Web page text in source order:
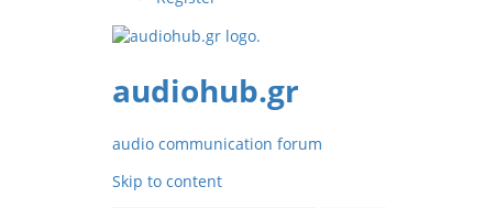
audiohub.gr
audio communication forum
Skip to content